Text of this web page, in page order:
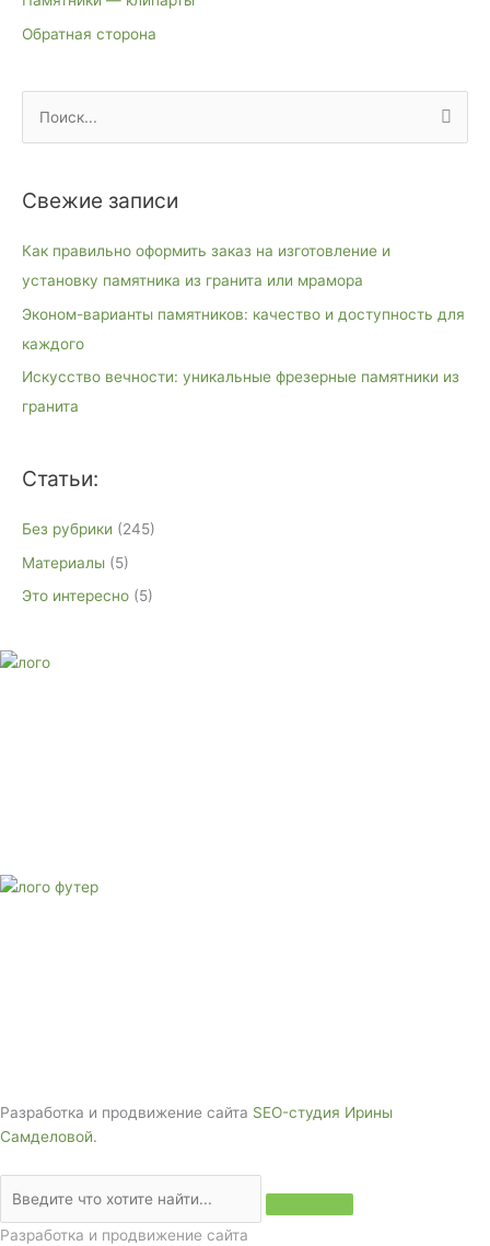
Обратная сторона
с
Свежие записи
Как правильно оформить заказ на изготовление и
установку памятника из гранита или мрамора
Эконом-варианты памятников: качество и доступность для
каждого
Искусство вечности: уникальные фрезерные памятники из
гранита
Статьи:
Без рубрики (245)
Материалы (5)
Это интересно (5)
Разработка и продвижение сайта SEO-студия Ирины
Самделовой.
Разработка и продвижение сайта